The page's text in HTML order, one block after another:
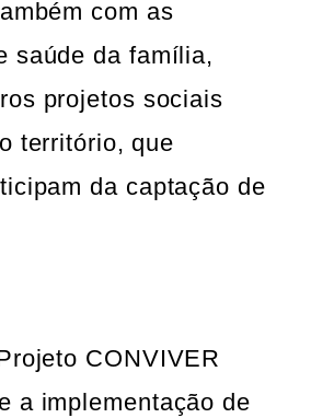
com as
saúde da família,
projetos sociais
território, que
da captação de
CONVIVER
a implementação de